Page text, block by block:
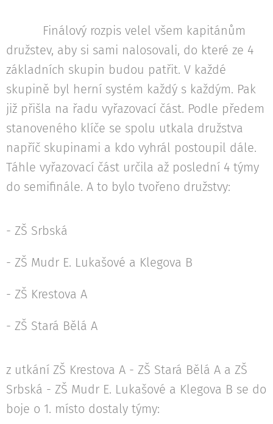
Finálový rozpis velel všem kapitánům
družstev, aby si sami nalosovali, do které ze 4
základních skupin budou patřit. V každé
skupině byl herní systém každý s každým. Pak
již přišla na řadu vyřazovací část. Podle předem
stanoveného klíče se spolu utkala družstva
napříč skupinami a kdo vyhrál postoupil dále.
Táhle vyřazovací část určila až poslední 4 týmy
do semifinále. A to bylo tvořeno družstvy:
- ZŠ Srbská
- ZŠ Mudr E. Lukašové a Klegova B
- ZŠ Krestova A
- ZŠ Stará Bělá A
z utkání ZŠ Krestova A - ZŠ Stará Bělá A a ZŠ
Srbská - ZŠ Mudr E. Lukašové a Klegova B se do
boje o 1. místo dostaly týmy: